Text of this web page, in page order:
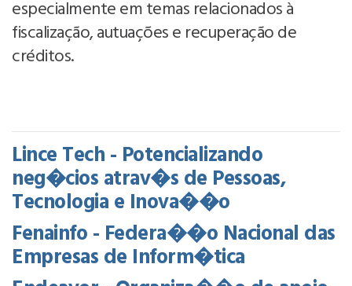
especialmente em temas relacionados à
fiscalização, autuações e recuperação de
créditos.
Lince Tech - Potencializando
neg�cios atrav�s de Pessoas,
Tecnologia e Inova��o
Fenainfo - Federa��o Nacional das
Empresas de Inform�tica